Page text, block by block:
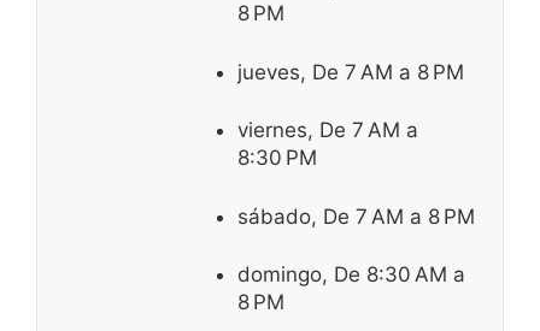
8 PM
jueves, De 7 AM a 8 PM
viernes, De 7 AM a
8:30 PM
sábado, De 7 AM a 8 PM
domingo, De 8:30 AM a
8 PM